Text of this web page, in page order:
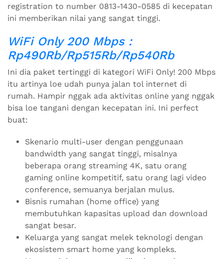
registration to number 0813-1430-0585 di kecepatan
ini memberikan nilai yang sangat tinggi.
WiFi Only 200 Mbps :
Rp490Rb/Rp515Rb/Rp540Rb
Ini dia paket tertinggi di kategori WiFi Only! 200 Mbps
itu artinya loe udah punya jalan tol internet di
rumah. Hampir nggak ada aktivitas online yang nggak
bisa loe tangani dengan kecepatan ini. Ini perfect
buat:
Skenario multi-user dengan penggunaan
bandwidth yang sangat tinggi, misalnya
beberapa orang streaming 4K, satu orang
gaming online kompetitif, satu orang lagi video
conference, semuanya berjalan mulus.
Bisnis rumahan (home office) yang
membutuhkan kapasitas upload dan download
sangat besar.
Keluarga yang sangat melek teknologi dengan
ekosistem smart home yang kompleks.